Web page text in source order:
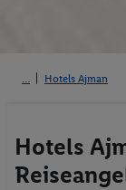
Hotels Ajman
Hotels